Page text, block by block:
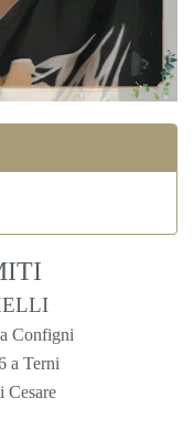
Configni
a Terni
Cesare